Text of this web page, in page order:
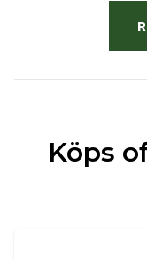
Köps